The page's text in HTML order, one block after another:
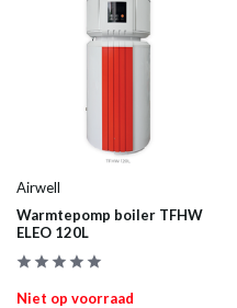
Airwell
Warmtepomp boiler TFHW
ELEO 120L
Niet op voorraad